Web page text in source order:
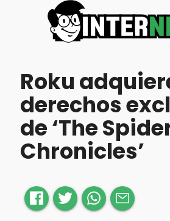
Roku
derechos
de ‘The
Chronicles’